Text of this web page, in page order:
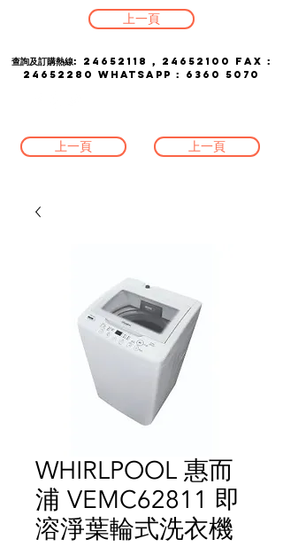
上一頁
查詢及訂購熱線: 24652118 , 24652100
FAX :
24652280 whatsapp : 6360 5070
上一頁 上一頁
WHIRLPOOL 惠而
浦 VEMC62811 即
溶淨葉輪式洗衣機